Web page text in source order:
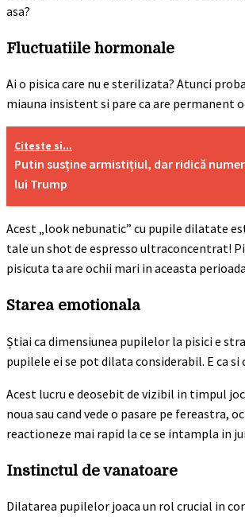
asa?
Fluctuatiile hormonale
Ai o pisica care nu e sterilizata? Atunci
miauna insistent si pare ca are permanent
Citeste si...
Putin susține armistițiul, dar ridică
lui Trump
Acest „look nebunatic” cu pupile dilatate
tale un shot de espresso ultraconcentrat!
pisicuta ta are ochii mari in aceasta
Starea emotionala
Știai ca dimensiunea pupilelor la pisici e
pupilele ei se pot dilata considerabil. E ca
Acest lucru e deosebit de vizibil in timpul
noua sau cand vede o pasare pe fereastra,
reactioneze mai rapid la ce se intampla in
Instinctul de vanatoare
Dilatarea pupilelor joaca un rol crucial in